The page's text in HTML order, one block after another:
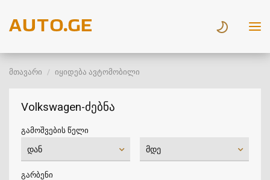
მთავარი იყიდება ავტომობილი
Volkswagen-ძებნა
გამოშვების წელი
გარბენი